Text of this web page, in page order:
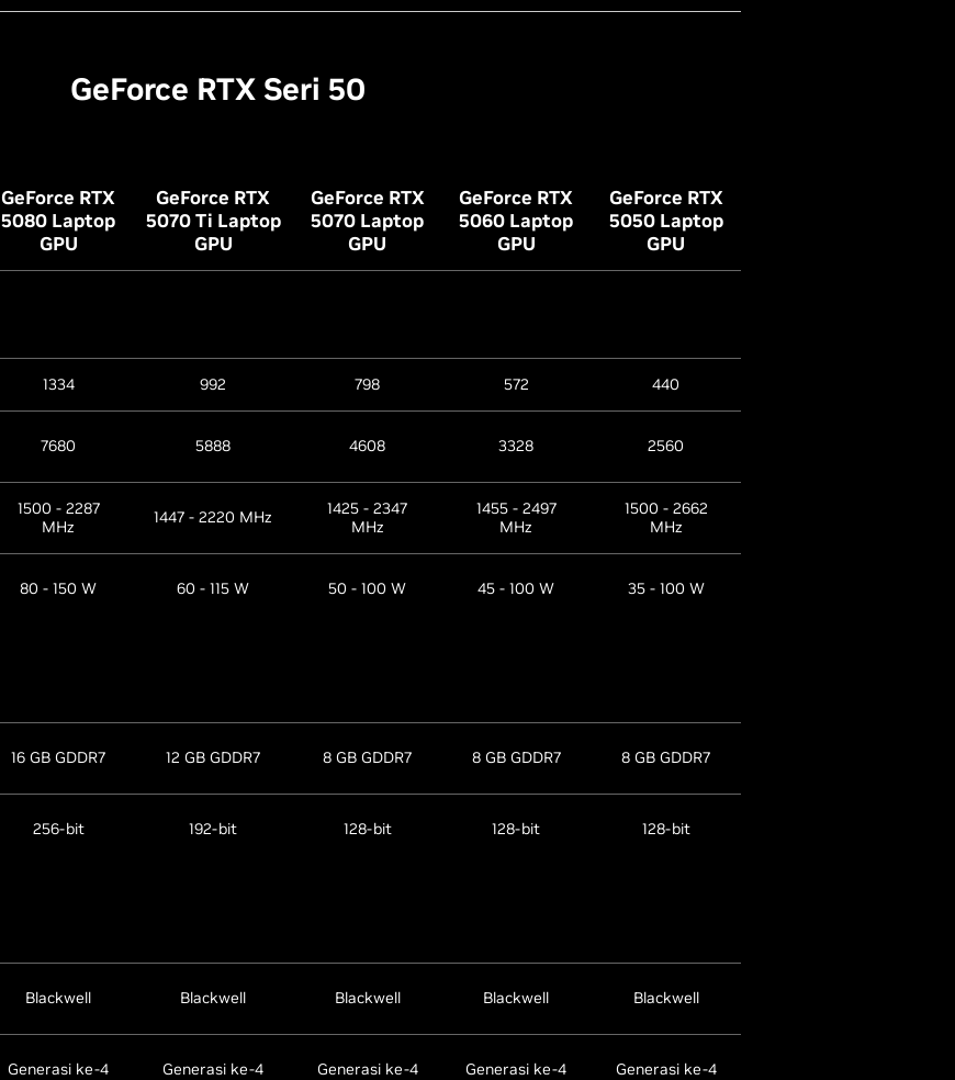
GeForce RTX Seri 50
GeForce RTX
5080 Laptop
GPU
GeForce RTX
5070 Ti Laptop
GPU
GeForce RTX
5070 Laptop
GPU
GeForce RTX
5060 Laptop
GPU
GeForce RTX
5050 Laptop
GPU
1334 992 798 572 440
7680 5888 4608 3328 2560
1500 - 2287
MHz
1447 - 2220 MHz
1425 - 2347
MHz
1455 - 2497
MHz
1500 - 2662
MHz
80 - 150 W 60 - 115 W 50 - 100 W 45 - 100 W 35 - 100 W
16 GB GDDR7 12 GB GDDR7 8 GB GDDR7 8 GB GDDR7 8 GB GDDR7
256-bit 192-bit 128-bit 128-bit 128-bit
Blackwell Blackwell Blackwell Blackwell Blackwell
Generasi ke-4 Generasi ke-4 Generasi ke-4 Generasi ke-4 Generasi ke-4